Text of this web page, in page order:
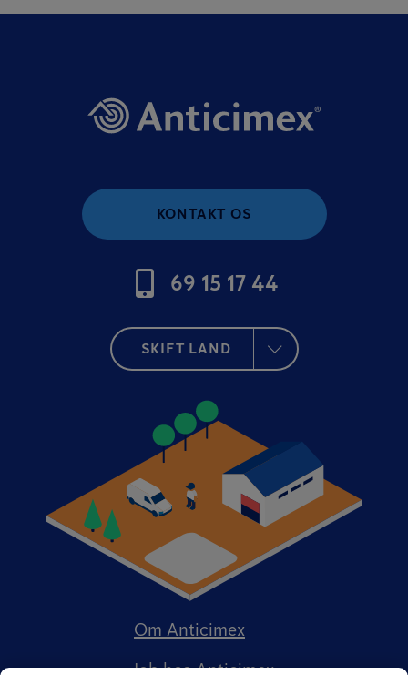
KONTAKT OS
69 15 17 44
SKIFT LAND
Om Anticimex
Job hos Anticimex